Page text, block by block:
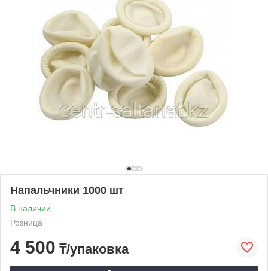
Напальчники 1000 шт
В наличии
Розница
4 500 ₸/упаковка